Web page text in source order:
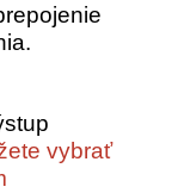
vybrať